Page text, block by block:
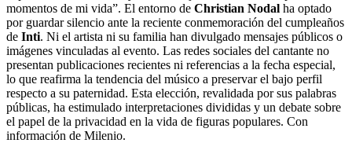
momentos de mi vida”. El entorno de Christian Nodal ha optado
por guardar silencio ante la reciente conmemoración del cumpleaños
de Inti. Ni el artista ni su familia han divulgado mensajes públicos o
imágenes vinculadas al evento. Las redes sociales del cantante no
presentan publicaciones recientes ni referencias a la fecha especial,
lo que reafirma la tendencia del músico a preservar el bajo perfil
respecto a su paternidad. Esta elección, revalidada por sus palabras
públicas, ha estimulado interpretaciones divididas y un debate sobre
el papel de la privacidad en la vida de figuras populares. Con
información de Milenio.